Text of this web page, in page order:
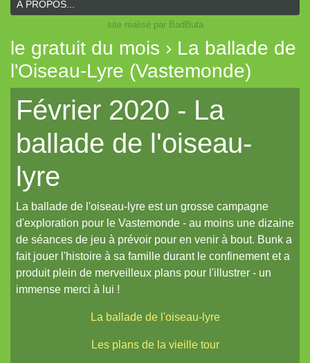
Paysages
Histoires de la Montagne couronnée (Coeurs Vaillants)
Tout aléatoire pour IPP (Coeurs Vaillants)
Artemis (N.YX)
Les aventuriers du Continent perdu (Coeurs Vaillants)
Refuge 17 (Coeurs Vaillants)
Daitoshi Underground Yäger (manga violent)
Un écran pour Coeurs Vaillants // IPP (Intrépides)
Un nouveau site et un oeuf de pâques de noël...
Un reflet de lotus polychrome
Le Grand Imagier, partie un
Le Grand Imagier, partie deux
À PROPOS...
site réalisé par BadButa
le gratuit du mois › La ballade de
l'Oiseau-Lyre (Vastemonde)
Février 2020 - La
ballade de l'oiseau-
lyre
La ballade de l'oiseau-lyre est un grosse campagne
d'exploration pour le Vastemonde - au moins une dizaine
de séances de jeu à prévoir pour en venir à bout. Bunk a
fait jouer l'histoire à sa famille durant le confinement et a
produit plein de merveilleux plans pour l'illustrer - un
immense merci à lui !
La ballade de l'oiseau-lyre
Les plans de la vieille tour